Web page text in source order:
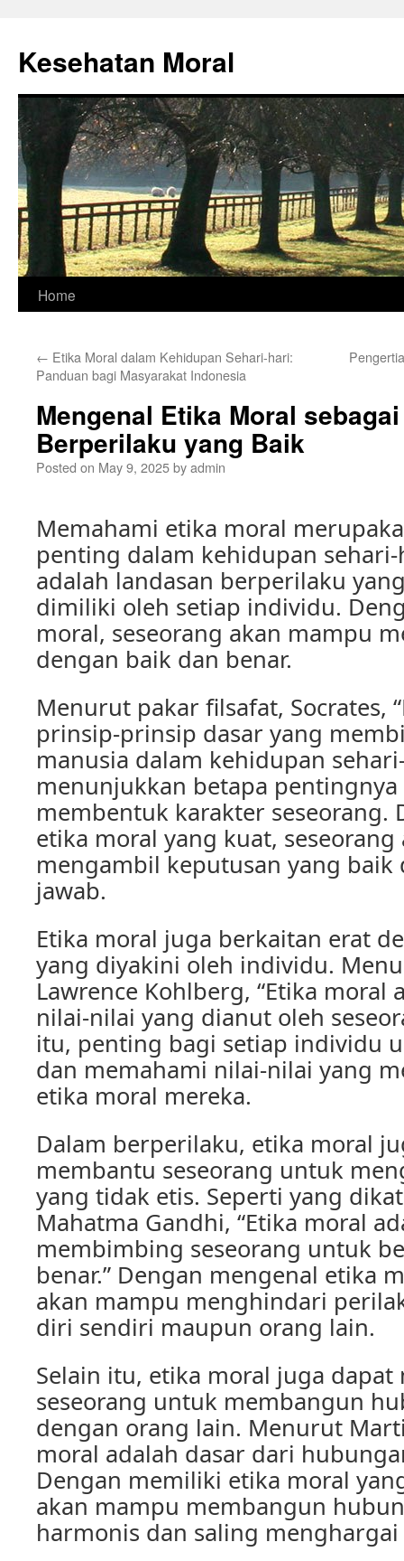
content
Kesehatan Moral
Home
← Etika Moral dalam Kehidupan Sehari-hari:
Panduan bagi Masyarakat Indonesia
Mengenal Etika Moral
Berperilaku yang Baik
Posted on May 9, 2025byadmin
Memahami etika moral
penting dalam kehidupan
adalah landasan berperilaku
dimiliki oleh setiap individu.
moral, seseorang akan mampu
dengan baik dan benar.
Menurut pakar filsafat, Socrates,
prinsip-prinsip dasar yang
manusia dalam kehidupan
menunjukkan betapa
membentuk karakter seseorang.
etika moral yang kuat,
mengambil keputusan yang
jawab.
Etika moral juga berkaitan erat
yang diyakini oleh individu.
Lawrence Kohlberg, “Etika moral
nilai-nilai yang dianut oleh
itu, penting bagi setiap individu
dan memahami nilai-nilai yang
etika moral mereka.
Dalam berperilaku, etika moral
membantu seseorang untuk
yang tidak etis. Seperti yang
Mahatma Gandhi, “Etika moral
membimbing seseorang untuk
benar.” Dengan mengenal etika
akan mampu menghindari
diri sendiri maupun orang lain.
Selain itu, etika moral juga
seseorang untuk membangun
dengan orang lain. Menurut
moral adalah dasar dari
Dengan memiliki etika moral
akan mampu membangun
harmonis dan saling